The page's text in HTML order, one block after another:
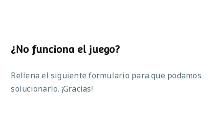
¿No funciona el juego?
Rellena el siguiente formulario para que podamos
solucionarlo. ¡Gracias!